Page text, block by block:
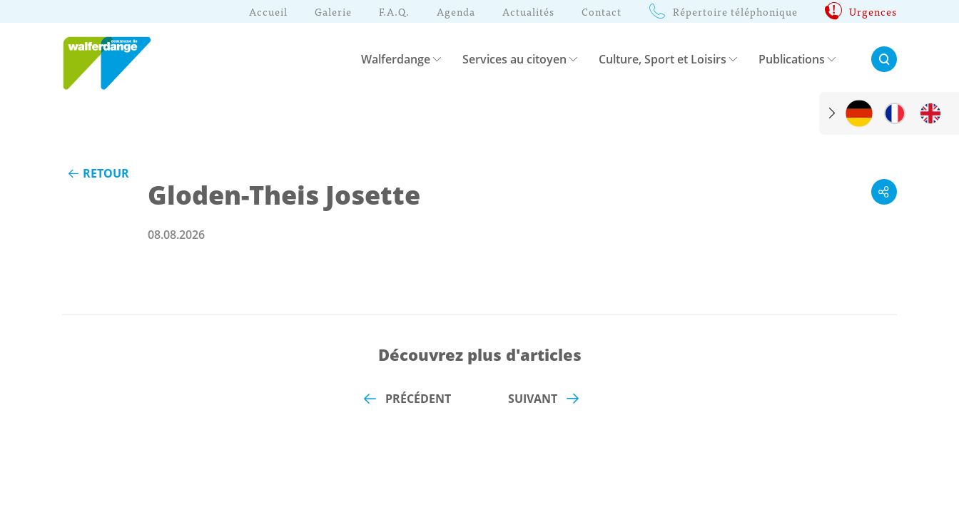
Accueil Galerie F.A.Q. Agenda Actualités Contact Répertoire téléphonique Urgences
Walferdange Services au citoyen Culture, Sport et Loisirs Publications Rechercher:
RETOUR
Gloden-Theis Josette
08.08.2026
Découvrez plus d'articles
PRÉCÉDENT SUIVANT